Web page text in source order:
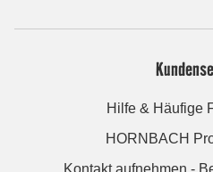
Hilfe & Häufige
HORNBACH
Kontakt aufnehmen -